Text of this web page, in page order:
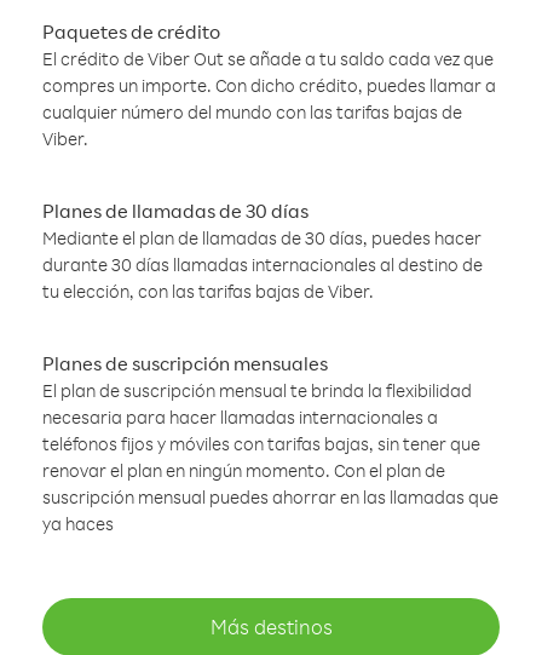
Paquetes de crédito
El crédito de Viber Out se añade a tu saldo cada vez que
compres un importe. Con dicho crédito, puedes llamar a
cualquier número del mundo con las tarifas bajas de
Viber.
Planes de llamadas de 30 días
Mediante el plan de llamadas de 30 días, puedes hacer
durante 30 días llamadas internacionales al destino de
tu elección, con las tarifas bajas de Viber.
Planes de suscripción mensuales
El plan de suscripción mensual te brinda la flexibilidad
necesaria para hacer llamadas internacionales a
teléfonos fijos y móviles con tarifas bajas, sin tener que
renovar el plan en ningún momento. Con el plan de
suscripción mensual puedes ahorrar en las llamadas que
ya haces
Más destinos